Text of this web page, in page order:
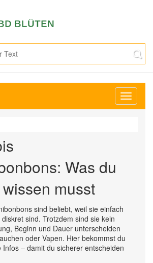
Was du
musst
sind beliebt, weil sie einfach
sind. Trotzdem sind sie kein
Beginn und Dauer unterscheiden
oder Vapen. Hier bekommst du
Infos – damit du sicherer entscheiden